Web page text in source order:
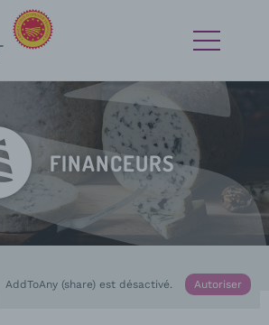
FINANCEURS
AddToAny (share) est désactivé. Autoriser